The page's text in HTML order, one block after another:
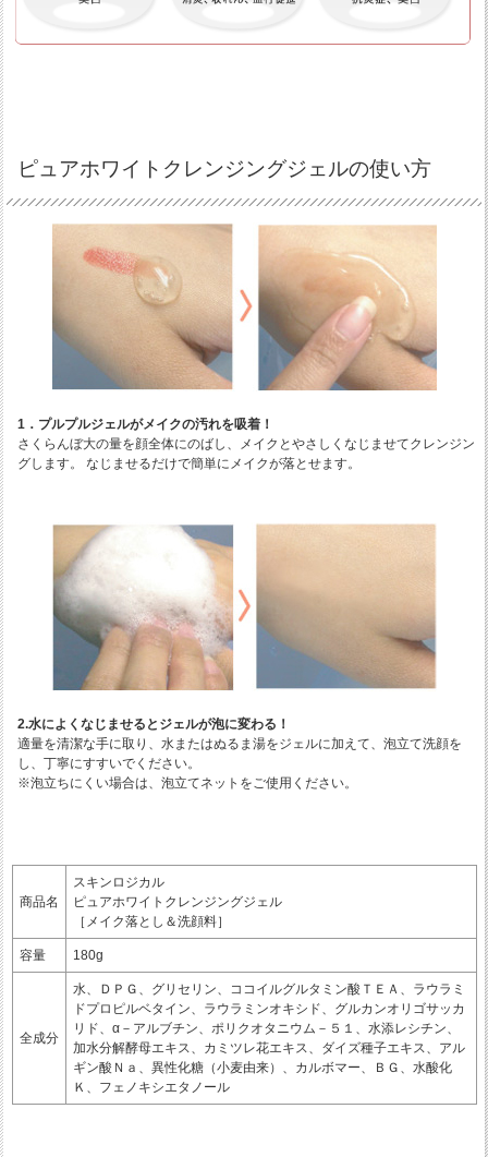
ピュアホワイトクレンジングジェルの使い方
1．プルプルジェルがメイクの汚れを吸着！
さくらんぼ大の量を顔全体にのばし、メイクとやさしくなじませてクレンジン
グします。 なじませるだけで簡単にメイクが落とせます。
2.水によくなじませるとジェルが泡に変わる！
適量を清潔な手に取り、水またはぬるま湯をジェルに加えて、泡立て洗顔を
し、丁寧にすすいでください。
※泡立ちにくい場合は、泡立てネットをご使用ください。
商品名
スキンロジカル
ピュアホワイトクレンジングジェル
［メイク落とし＆洗顔料］
容量 180g
全成分
水、ＤＰＧ、グリセリン、ココイルグルタミン酸ＴＥＡ、ラウラミ
ドプロピルベタイン、ラウラミンオキシド、グルカンオリゴサッカ
リド、α－アルブチン、ポリクオタニウム－５１、水添レシチン、
加水分解酵母エキス、カミツレ花エキス、ダイズ種子エキス、アル
ギン酸Ｎａ、異性化糖（小麦由来）、カルボマー、ＢＧ、水酸化
Ｋ、フェノキシエタノール